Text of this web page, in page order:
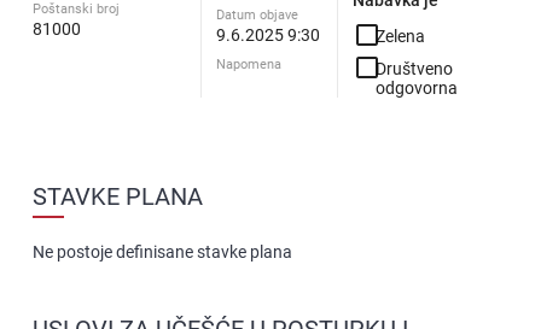
Datum objave
9.6.2025 9:30
Napomena
check_box_outline_blankZelena
check_box_outline_blankDruštveno
odgovorna
Poštanski broj
81000
STAVKE PLANA
Ne postoje definisane stavke plana